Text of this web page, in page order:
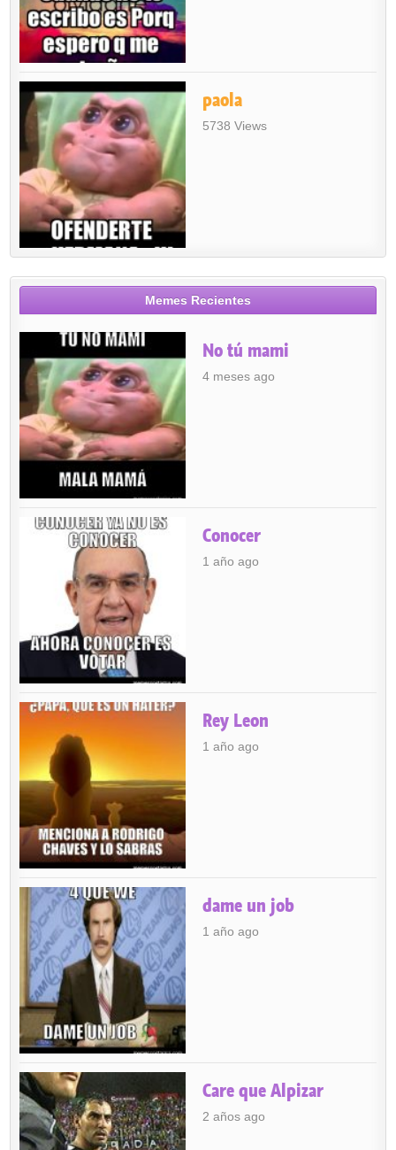
paola
5738 Views
Memes Recientes
No tú mami
4 meses ago
Conocer
1 año ago
Rey Leon
1 año ago
dame un job
1 año ago
Care que Alpizar
2 años ago